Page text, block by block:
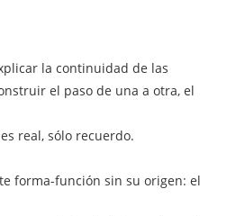
la continuidad de las
el paso de una a otra, el
real, sólo recuerdo.
forma-función sin su origen: el